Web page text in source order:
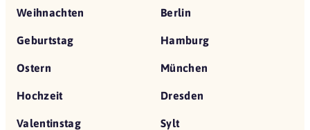
Weihnachten
Geburtstag
Ostern
Hochzeit
Valentinstag
Berlin
Hamburg
München
Dresden
Sylt